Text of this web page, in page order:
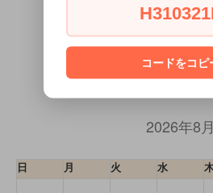
カレンダー
2026年8月
日 月 火 水
コードをコピ